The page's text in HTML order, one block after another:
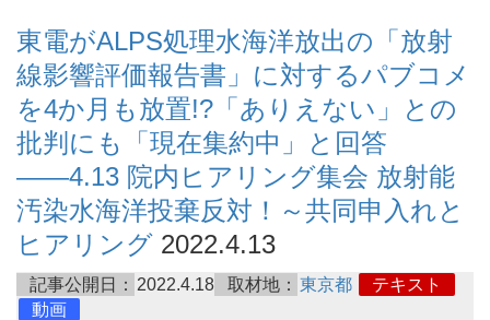
東電がALPS処理水海洋放出の「放射
線影響評価報告書」に対するパブコメ
を4か月も放置!?「ありえない」との
批判にも「現在集約中」と回答
――4.13 院内ヒアリング集会 放射能
汚染水海洋投棄反対！～共同申入れと
ヒアリング 2022.4.13
記事公開日： 2022.4.18 取材地： 東京都
テキスト
動画